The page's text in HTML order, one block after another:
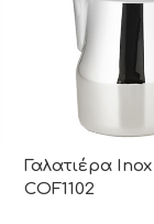
Γαλατιέρα
COF1102